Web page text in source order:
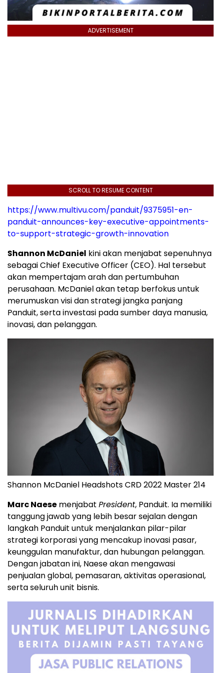
ADVERTISEMENT
SCROLL TO RESUME CONTENT
https://www.multivu.com/panduit/9375951-en-
panduit-announces-key-executive-appointments-
to-support-strategic-growth-innovation
Shannon McDaniel kini akan menjabat sepenuhnya
sebagai Chief Executive Officer (CEO). Hal tersebut
akan mempertajam arah dan pertumbuhan
perusahaan. McDaniel akan tetap berfokus untuk
merumuskan visi dan strategi jangka panjang
Panduit, serta investasi pada sumber daya manusia,
inovasi, dan pelanggan.
Shannon McDaniel Headshots CRD 2022 Master 214
Marc Naese menjabat President, Panduit. Ia memiliki
tanggung jawab yang lebih besar sejalan dengan
langkah Panduit untuk menjalankan pilar-pilar
strategi korporasi yang mencakup inovasi pasar,
keunggulan manufaktur, dan hubungan pelanggan.
Dengan jabatan ini, Naese akan mengawasi
penjualan global, pemasaran, aktivitas operasional,
serta seluruh unit bisnis.